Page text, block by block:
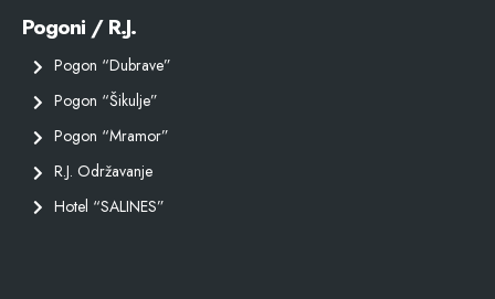
Pogoni / R.J.
Pogon “Dubrave”
Pogon “Šikulje”
Pogon “Mramor”
R.J. Održavanje
Hotel “SALINES”